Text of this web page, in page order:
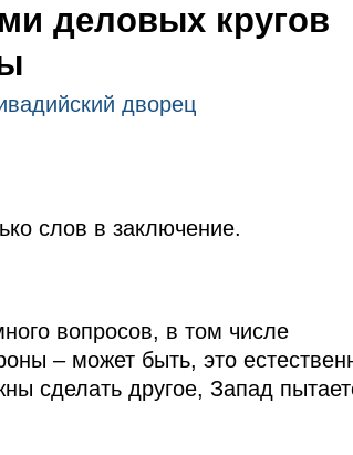
деловых кругов
дворец
слов в заключение.
вопросов, в том числе
– может быть, это
сделать другое, Запад